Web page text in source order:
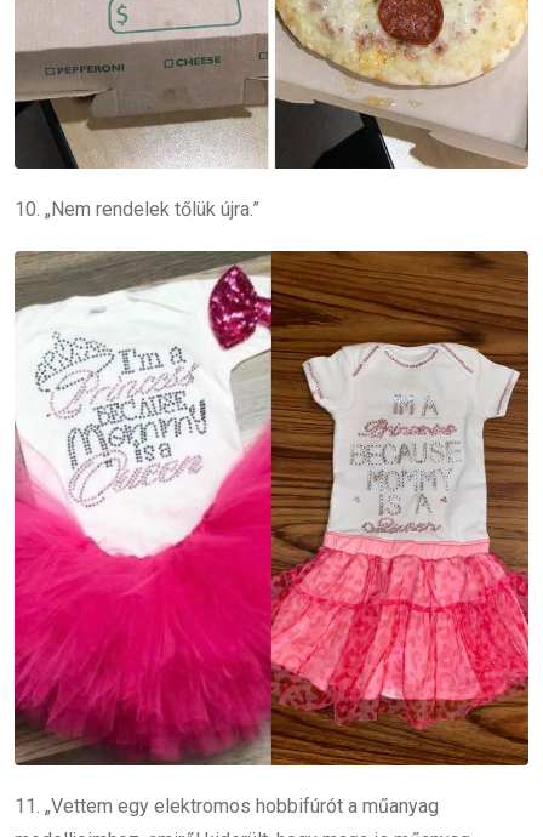
10. „Nem rendelek tőlük újra.”
11. „Vettem egy elektromos hobbifúrót a műanyag